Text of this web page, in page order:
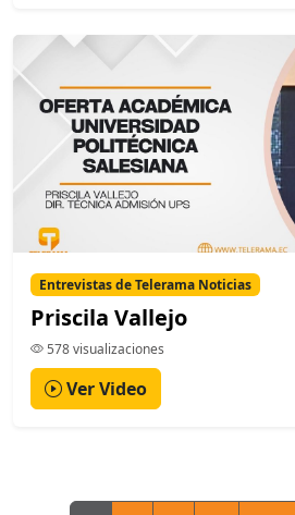
Entrevistas de Telerama Noticias
Priscila Vallejo
578 visualizaciones
Ver Video